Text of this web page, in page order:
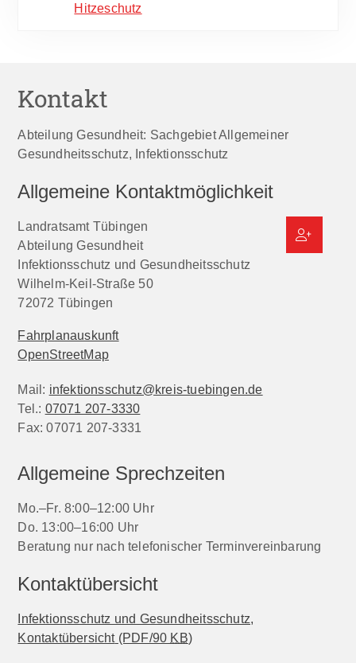
Hitzeschutz
Kontakt
Abteilung Gesundheit: Sachgebiet Allgemeiner
Gesundheitsschutz, Infektionsschutz
Allgemeine Kontaktmöglichkeit
Landratsamt Tübingen
Abteilung Gesundheit
Infektionsschutz und Gesundheitsschutz
Wilhelm-Keil-Straße 50
72072 Tübingen
Fahrplanauskunft
OpenStreetMap
Mail: infektionsschutz@kreis-tuebingen.de
Tel.: 07071 207-3330
Fax: 07071 207-3331
Allgemeine Sprechzeiten
Mo.–Fr. 8:00–12:00 Uhr
Do. 13:00–16:00 Uhr
Beratung nur nach telefonischer Terminvereinbarung
Kontaktübersicht
Infektionsschutz und Gesundheitsschutz,
Kontaktübersicht(PDF/90 KB)